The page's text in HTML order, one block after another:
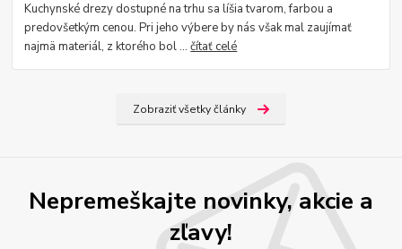
Kuchynské drezy dostupné na trhu sa líšia tvarom, farbou a
predovšetkým cenou. Pri jeho výbere by nás však mal zaujímať
najmä materiál, z ktorého bol ...čítať celé
Zobraziť všetky články
Nepremeškajte novinky, akcie a
zľavy!